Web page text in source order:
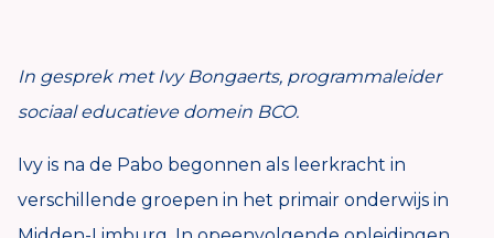
In gesprek met Ivy Bongaerts, programmaleider
sociaal educatieve domein BCO.
Ivy is na de Pabo begonnen als leerkracht in
verschillende groepen in het primair onderwijs in